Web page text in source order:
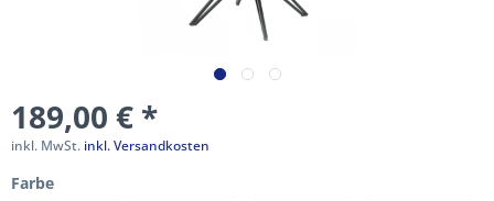
189,00 € *
inkl. MwSt. inkl. Versandkosten
Farbe